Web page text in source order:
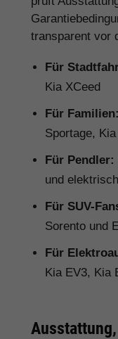
transparent vor
Für
Kia XCeed
Für Familien:
Sportage,
Für Pendler:
und
Für SUV-
Sorento und
Für
Kia EV3, Kia